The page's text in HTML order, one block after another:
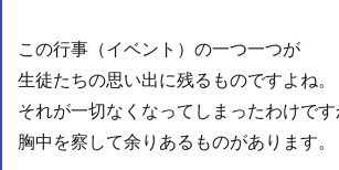
この行事（イベント）の一つ一つが
生徒たちの思い出に残るものですよね。
それが一切なくなってしまったわけです
胸中を察して余りあるものがあります。